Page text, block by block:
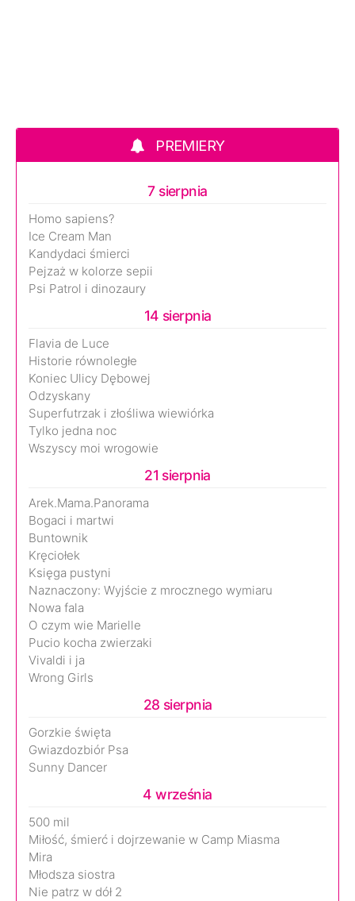
PREMIERY
7 sierpnia
Homo sapiens?
Ice Cream Man
Kandydaci śmierci
Pejzaż w kolorze sepii
Psi Patrol i dinozaury
14 sierpnia
Flavia de Luce
Historie równoległe
Koniec Ulicy Dębowej
Odzyskany
Superfutrzak i złośliwa wiewiórka
Tylko jedna noc
Wszyscy moi wrogowie
21 sierpnia
Arek.Mama.Panorama
Bogaci i martwi
Buntownik
Kręciołek
Księga pustyni
Naznaczony: Wyjście z mrocznego wymiaru
Nowa fala
O czym wie Marielle
Pucio kocha zwierzaki
Vivaldi i ja
Wrong Girls
28 sierpnia
Gorzkie święta
Gwiazdozbiór Psa
Sunny Dancer
4 września
500 mil
Miłość, śmierć i dojrzewanie w Camp Miasma
Mira
Młodsza siostra
Nie patrz w dół 2